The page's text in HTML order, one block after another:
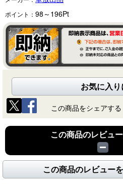
ポイント： 98～196Pt
お気に入
この商品をシェアする
この商品のレビュ
この商品のレビュー